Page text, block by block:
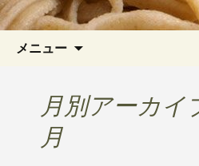
メニュー
月別アーカイ
月